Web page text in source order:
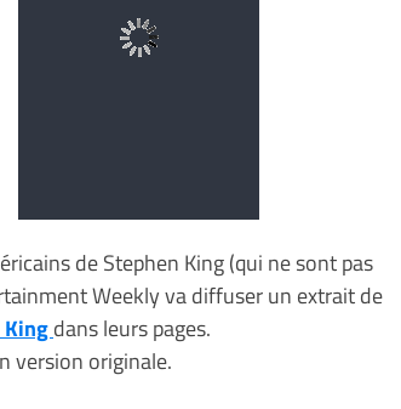
de Stephen King (qui ne sont pas
Weekly va diffuser un extrait de
Kingdans leurs pages.
version originale.